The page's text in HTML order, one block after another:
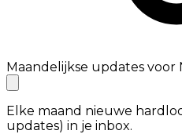
Maandelijkse updates voor
Elke maand nieuwe
updates) in je inbox.